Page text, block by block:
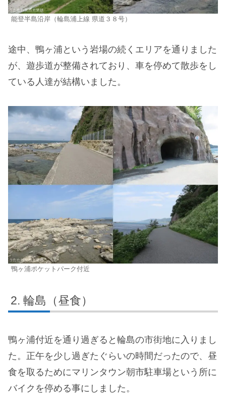
能登半島沿岸（輪島浦上線 県道３８号）
途中、鴨ヶ浦という岩場の続くエリアを通りました
が、遊歩道が整備されており、車を停めて散歩をし
ている人達が結構いました。
鴨ヶ浦ポケットパーク付近
輪島（昼食）
鴨ヶ浦付近を通り過ぎると輪島の市街地に入りまし
た。正午を少し過ぎたぐらいの時間だったので、昼
食を取るためにマリンタウン朝市駐車場という所に
バイクを停める事にしました。